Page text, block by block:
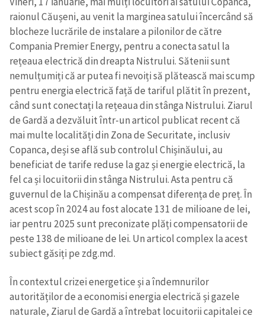
raionul Căușeni, au venit la marginea satului încercând să
blocheze lucrările de instalare a pilonilor de către
Compania Premier Energy, pentru a conecta satul la
rețeaua electrică din dreapta Nistrului. Sătenii sunt
nemulțumiți că ar putea fi nevoiți să plătească mai scump
pentru energia electrică față de tariful plătit în prezent,
când sunt conectați la rețeaua din stânga Nistrului. Ziarul
de Gardă a dezvăluit într-un articol publicat recent că
mai multe localități din Zona de Securitate, inclusiv
Copanca, deși se află sub controlul Chișinăului, au
beneficiat de tarife reduse la gaz și energie electrică, la
fel ca și locuitorii din stânga Nistrului. Asta pentru că
guvernul de la Chișinău a compensat diferența de preț. În
acest scop în 2024 au fost alocate 131 de milioane de lei,
iar pentru 2025 sunt preconizate plăți compensatorii de
peste 138 de milioane de lei. Un articol complex la acest
subiect găsiți pe zdg.md.
În contextul crizei energetice și a îndemnurilor
autorităților de a economisi energia electrică și gazele
naturale, Ziarul de Gardă a întrebat locuitorii capitalei ce